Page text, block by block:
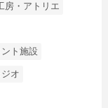
房・アトリエ
ト施設
オ